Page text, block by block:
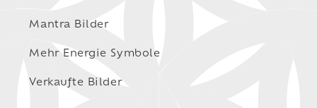
Mantra Bilder
Mehr Energie Symbole
Verkaufte Bilder